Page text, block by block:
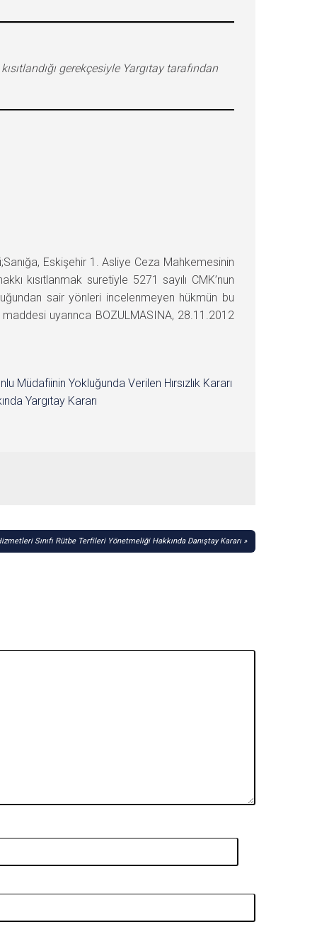
gerekçesiyle Yargıtay tarafından
Eskişehir 1. Asliye Ceza Mahkemesinin
kısıtlanmak suretiyle 5271 sayılı CMK’nun
sair yönleri incelenmeyen hükmün bu
uyarınca BOZULMASINA, 28.11.2012
Müdafiinin Yokluğunda Verilen Hırsızlık Kararı
Yargıtay Kararı
Sınıfı Rütbe Terfileri Yönetmeliği Hakkında Danıştay Kararı